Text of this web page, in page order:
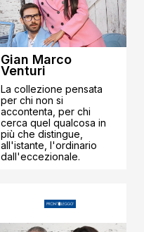
Gian Marco
Venturi
La collezione pensata
per chi non si
accontenta, per chi
cerca quel qualcosa in
più che distingue,
all'istante, l'ordinario
dall'eccezionale.